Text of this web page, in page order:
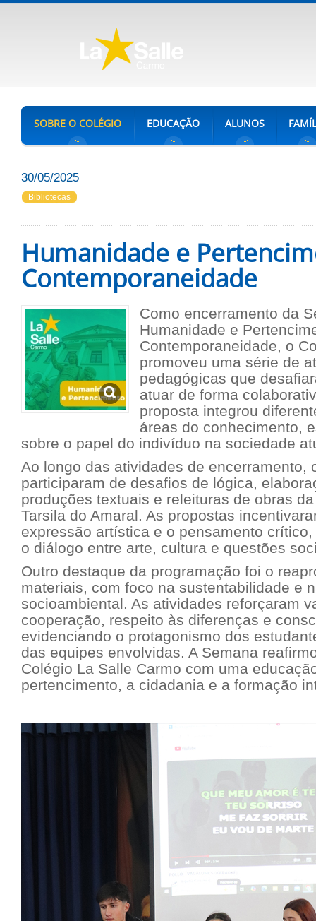
SOBRE O COLÉGIO EDUCAÇÃO ALUNOS
30/05/2025
Bibliotecas
Humanidade e
Contemporaneidade
Como encerramento da
Humanidade e
Contemporaneidade, o
promoveu uma série de
pedagógicas que
atuar de forma
proposta integrou
áreas do conhecimento,
sobre o papel do indivíduo na sociedade
Ao longo das atividades de encerramento,
participaram de desafios de lógica,
produções textuais e releituras de obras
Tarsila do Amaral. As propostas
expressão artística e o pensamento
o diálogo entre arte, cultura e questões
Outro destaque da programação foi o
materiais, com foco na sustentabilidade e
socioambiental. As atividades reforçaram
cooperação, respeito às diferenças e
evidenciando o protagonismo dos
das equipes envolvidas. A Semana
Colégio La Salle Carmo com uma
pertencimento, a cidadania e a formação